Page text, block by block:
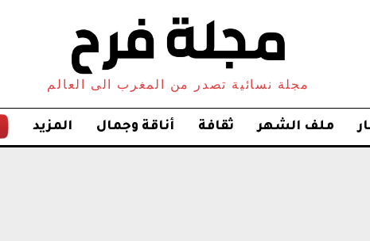
مجلة نسائية تصدر من المغرب الى العالم
ملف الشهر ثقافة أناقة وجمال المزيد